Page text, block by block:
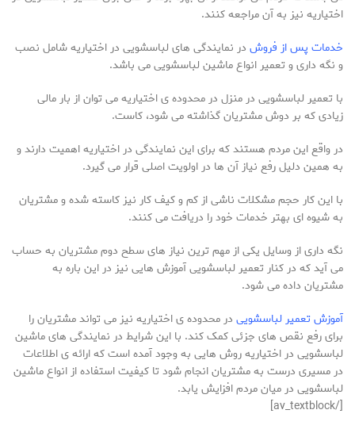
اختیاریه نیز به آن مراجعه کنند.
خدمات پس از فروش در نمایندگی های لباسشویی در اختیاریه شامل نصب
و نگه داری و تعمیر انواع ماشین لباسشویی می باشد.
با تعمیر لباسشویی در منزل در محدوده ی اختیاریه می توان از بار مالی
زیادی که بر دوش مشتریان گذاشته می شود، کاست.
در واقع این مردم هستند که برای این نمایندگی در اختیاریه اهمیت دارند و
به همین دلیل رفع نیاز آن ها در اولویت اصلی قرار می گیرد.
با این کار حجم مشکلات ناشی از کم و کیف کار نیز کاسته شده و مشتریان
به شیوه ای بهتر خدمات خود را دریافت می کنند.
نگه داری از وسایل یکی از مهم ترین نیاز های سطح دوم مشتریان به حساب
می آید که در کنار تعمیر لباسشویی آموزش هایی نیز در این باره به
مشتریان داده می شود.
آموزش تعمیر لباسشویی در محدوده ی اختیاریه نیز می تواند مشتریان را
برای رفع نقص های جزئی کمک کند. با این شرایط در نمایندگی های ماشین
لباسشویی در اختیاریه روش هایی به وجود آمده است که ارائه ی اطلاعات
در مسیری درست به مشتریان انجام شود تا کیفیت استفاده از انواع ماشین
لباسشویی در میان مردم افزایش یابد.
[/av_textblock]